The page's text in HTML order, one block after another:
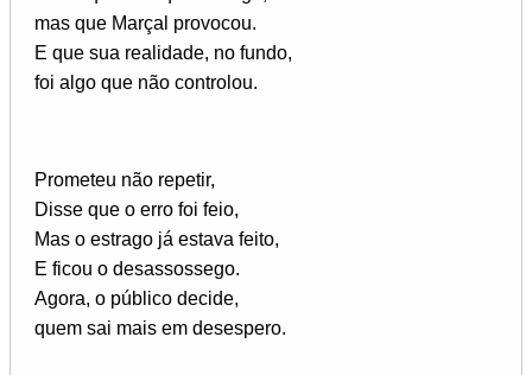
mas que Marçal provocou.
E que sua realidade, no fundo,
foi algo que não controlou.
Prometeu não repetir,
Disse que o erro foi feio,
Mas o estrago já estava feito,
E ficou o desassossego.
Agora, o público decide,
quem sai mais em desespero.